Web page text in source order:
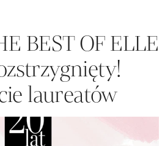
BEST OF ELLE
laureatów